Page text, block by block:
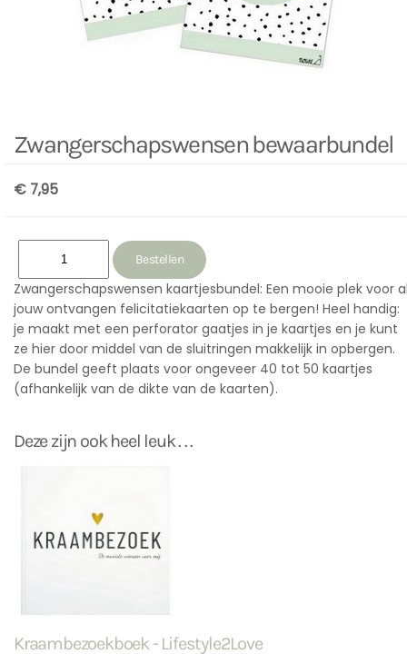
Zwangerschapswensen bewaarbundel
€ 7,95
Zwangerschapswensen kaartjesbundel: Een mooie plek voor
jouw ontvangen felicitatiekaarten op te bergen! Heel handig:
je maakt met een perforator gaatjes in je kaartjes en je kunt
ze hier door middel van de sluitringen makkelijk in opbergen.
De bundel geeft plaats voor ongeveer 40 tot 50 kaartjes
(afhankelijk van de dikte van de kaarten).
Deze zijn ook heel leuk . . .
Kraambezoekboek - Lifestyle2Love